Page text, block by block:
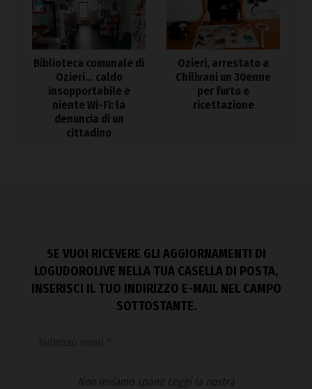
Biblioteca comunale di
Ozieri… caldo
insopportabile e
niente Wi-Fi: la
denuncia di un
cittadino
Ozieri, arrestato a
Chilivani un 30enne
per furto e
ricettazione
SE VUOI RICEVERE GLI AGGIORNAMENTI DI
LOGUDOROLIVE NELLA TUA CASELLA DI POSTA,
INSERISCI IL TUO INDIRIZZO E-MAIL NEL CAMPO
SOTTOSTANTE.
Non inviamo spam! Leggi la nostra